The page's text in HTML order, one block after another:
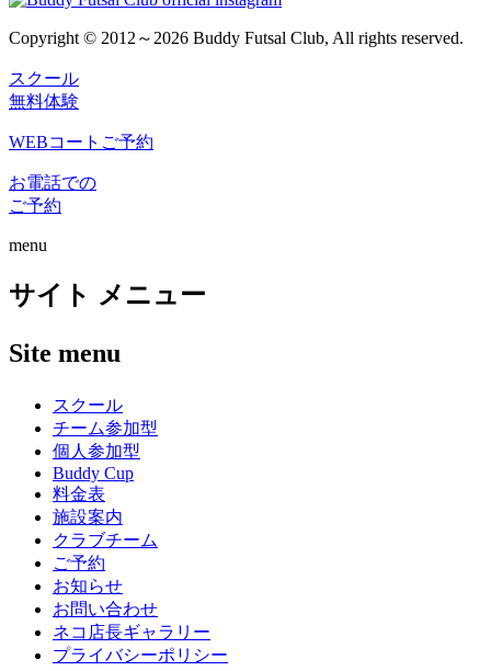
Copyright © 2012～2026 Buddy Futsal Club, All rights reserved.
スクール
無料体験
WEBコートご予約
お電話での
ご予約
menu
サイト メニュー
Site menu
スクール
チーム参加型
個人参加型
Buddy Cup
料金表
施設案内
クラブチーム
ご予約
お知らせ
お問い合わせ
ネコ店長ギャラリー
プライバシーポリシー